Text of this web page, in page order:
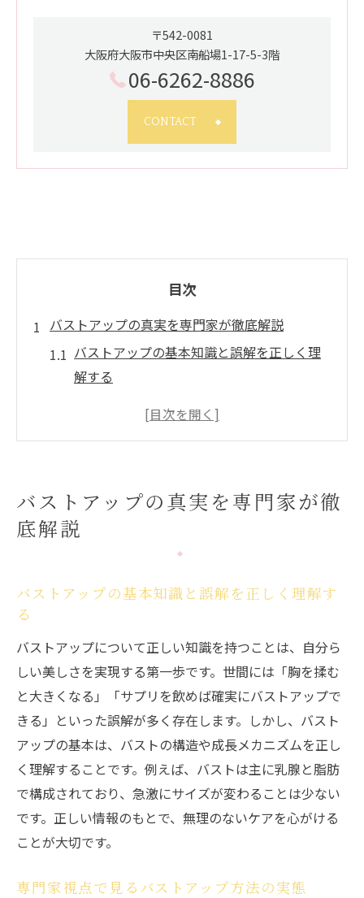
〒542-0081
大阪府大阪市中央区南船場1-17-5-3階
06-6262-8886
CONTACT
目次
バストアップの真実を専門家が徹底解説
バストアップの基本知識と誤解を正しく理
解する
専門家視点で見るバストアップ方法の実態
バストアップの真実と自然な美しさを両立
するコツ
次に気になる胸を揉む効果のリアルな真相
胸を揉むことで本当に効果はあるのか
胸を揉むと大きくなるメカニズムの真偽と
は
知恵袋で話題の胸を揉む効果の実際を解説
バストアップのための正しい揉み方と注意
点
胸を揉むリスクと安全性をしっかり押さえ
る
次の習慣形成で自然なバストアップを目指
す
自然なバストアップを叶える生活習慣とは
バストアップの真実を専門家が徹
底解説
バストアップの基本知識と誤解を正しく理解す
る
バストアップについて正しい知識を持つことは、自分ら
しい美しさを実現する第一歩です。世間には「胸を揉む
と大きくなる」「サプリを飲めば確実にバストアップで
きる」といった誤解が多く存在します。しかし、バスト
アップの基本は、バストの構造や成長メカニズムを正し
く理解することです。例えば、バストは主に乳腺と脂肪
で構成されており、急激にサイズが変わることは少ない
です。正しい情報のもとで、無理のないケアを心がける
ことが大切です。
専門家視点で見るバストアップ方法の実態